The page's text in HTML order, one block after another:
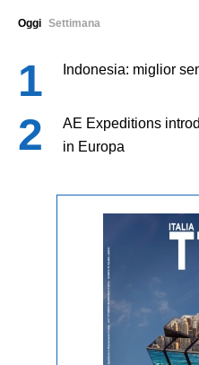
Oggi Settimana
Indonesia: miglior
AE Expeditions
in Europa